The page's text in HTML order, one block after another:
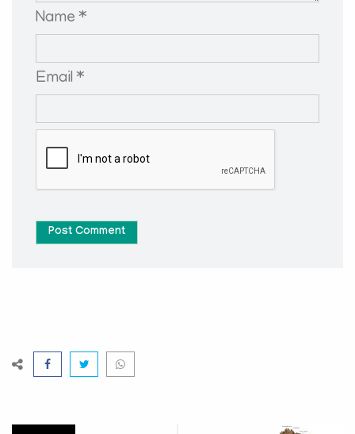
Name *
Email *
Post Comment